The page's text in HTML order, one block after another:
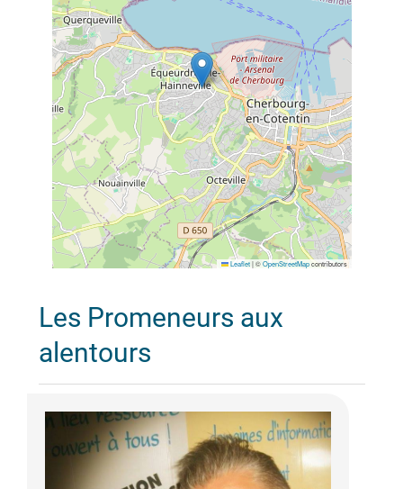
Leaflet |©OpenStreetMapcontributors
Les Promeneurs aux
alentours